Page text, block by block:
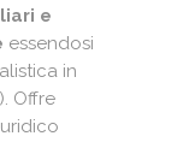
e
essendosi
in
Offre